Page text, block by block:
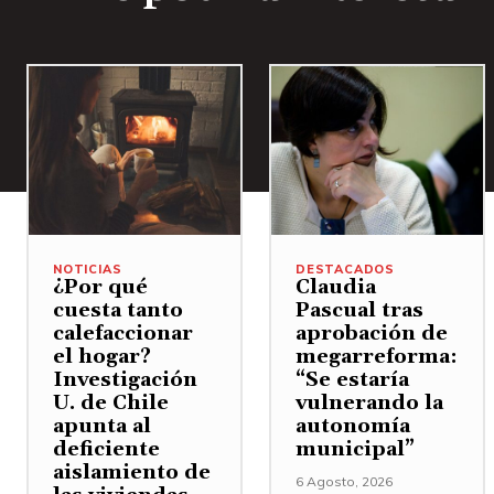
NOTICIAS
¿Por qué
cuesta tanto
calefaccionar
el hogar?
Investigación
U. de Chile
apunta al
deficiente
aislamiento de
DESTACADOS
Claudia
Pascual tras
aprobación de
megarreforma:
“Se estaría
vulnerando la
autonomía
municipal”
6 Agosto, 2026